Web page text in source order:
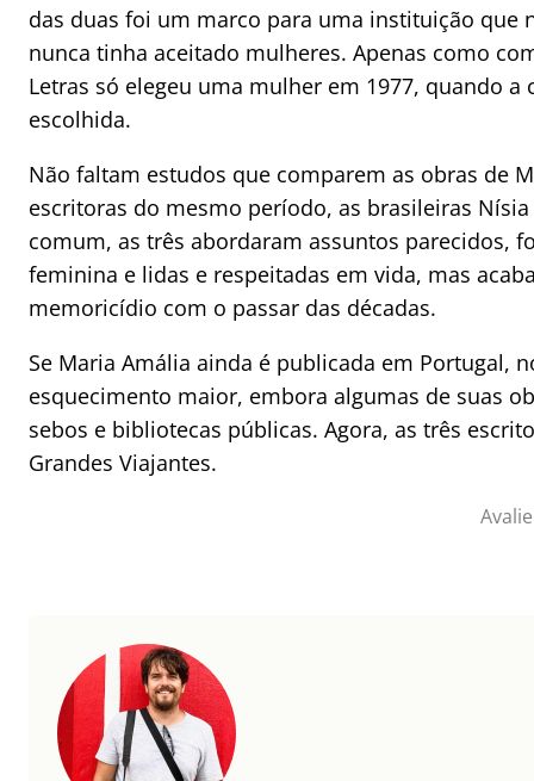
das duas foi um marco para uma instituição que
nunca tinha aceitado mulheres. Apenas como
Letras só elegeu uma mulher em 1977, quando a
escolhida.
Não faltam estudos que comparem as obras de
escritoras do mesmo período, as brasileiras
comum, as três abordaram assuntos parecidos,
feminina e lidas e respeitadas em vida, mas
memoricídio com o passar das décadas.
Se Maria Amália ainda é publicada em Portugal,
esquecimento maior, embora algumas de suas
sebos e bibliotecas públicas. Agora, as três
Grandes Viajantes.